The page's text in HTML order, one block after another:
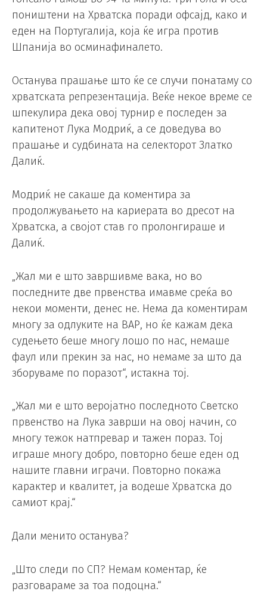
поништени на Хрватска поради офсајд, како и
еден на Португалија, која ќе игра против
Шпанија во осминафиналето.
Останува прашање што ќе се случи понатаму со
хрватската репрезентација. Веќе некое време се
шпекулира дека овој турнир е последен за
капитенот Лука Модриќ, а се доведува во
прашање и судбината на селекторот Златко
Далиќ.
Модриќ не сакаше да коментира за
продолжувањето на кариерата во дресот на
Хрватска, а својот став го пролонгираше и
Далиќ.
„Жал ми е што завршивме вака, но во
последните две првенства имавме среќа во
некои моменти, денес не. Нема да коментирам
многу за одлуките на ВАР, но ќе кажам дека
судењето беше многу лошо по нас, немаше
фаул или прекин за нас, но немаме за што да
зборуваме по поразот“, истакна тој.
„Жал ми е што веројатно последното Светско
првенство на Лука заврши на овој начин, со
многу тежок натпревар и тажен пораз. Тој
играше многу добро, повторно беше еден од
нашите главни играчи. Повторно покажа
карактер и квалитет, ја водеше Хрватска до
самиот крај.“
Дали менито останува?
„Што следи по СП? Немам коментар, ќе
разговараме за тоа подоцна.“